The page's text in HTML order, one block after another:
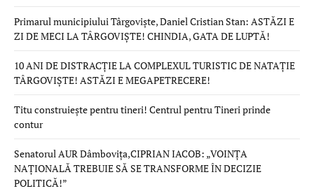
Primarul municipiului Târgoviște, Daniel Cristian Stan: ASTĂZI E
ZI DE MECI LA TÂRGOVIȘTE! CHINDIA, GATA DE LUPTĂ!
10 ANI DE DISTRACȚIE LA COMPLEXUL TURISTIC DE NATAȚIE
TÂRGOVIȘTE! ASTĂZI E MEGAPETRECERE!
Titu construiește pentru tineri! Centrul pentru Tineri prinde
contur
Senatorul AUR Dâmbovița,CIPRIAN IACOB: „VOINȚA
NAȚIONALĂ TREBUIE SĂ SE TRANSFORME ÎN DECIZIE
POLITICĂ!”